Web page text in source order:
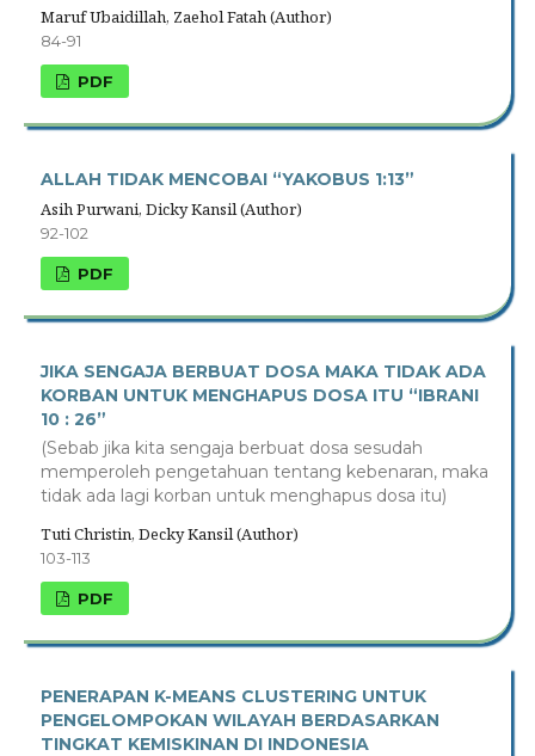
Maruf Ubaidillah, Zaehol Fatah (Author)
84-91
PDF
ALLAH TIDAK MENCOBAI “YAKOBUS 1:13”
Asih Purwani, Dicky Kansil (Author)
92-102
PDF
JIKA SENGAJA BERBUAT DOSA MAKA TIDAK ADA
KORBAN UNTUK MENGHAPUS DOSA ITU “IBRANI
10 : 26”
(Sebab jika kita sengaja berbuat dosa sesudah
memperoleh pengetahuan tentang kebenaran, maka
tidak ada lagi korban untuk menghapus dosa itu)
Tuti Christin, Decky Kansil (Author)
103-113
PDF
PENERAPAN K-MEANS CLUSTERING UNTUK
PENGELOMPOKAN WILAYAH BERDASARKAN
TINGKAT KEMISKINAN DI INDONESIA